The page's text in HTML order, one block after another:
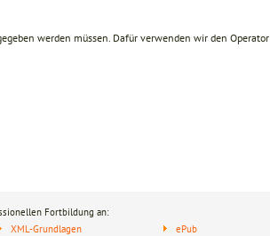
werden müssen. Dafür verwenden wir den Operator
Fortbildung an:
XML-Grundlagen ePub